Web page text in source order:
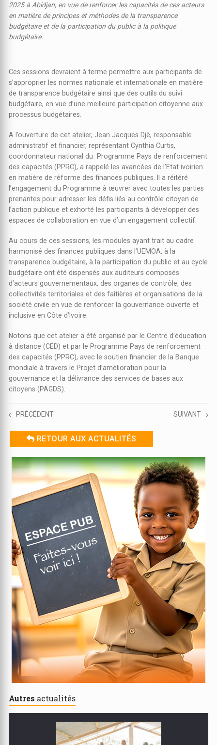
2025 à Abidjan, en vue de renforcer les capacités de ces acteurs
en matière de principes et méthodes de la transparence
budgétaire et de la participation du public à la politique
budgétaire.
Ces sessions devraient à terme permettre aux participants de
s’approprier les normes nationale et internationale en matière
de transparence budgétaire ainsi que des outils du suivi
budgétaire, en vue d’une meilleure participation citoyenne aux
processus budgétaires.
A l’ouverture de cet atelier, Jean Jacques Djè, responsable
administratif et financier, représentant Cynthia Curtis,
coordonnateur national du Programme Pays de renforcement
des capacités (PPRC), a rappelé les avancées de l’Etat ivoirien
en matière de réforme des finances publiques. Il a réitéré
l’engagement du Programme à œuvrer avec toutes les parties
prenantes pour adresser les défis liés au contrôle citoyen de
l’action publique et exhorté les participants à développer des
espaces de collaboration en vue d’un engagement collectif.
Au cours de ces sessions, les modules ayant trait au cadre
harmonisé des finances publiques dans l’UEMOA, à la
transparence budgétaire, à la participation du public et au cycle
budgétaire ont été dispensés aux auditeurs composés
d’acteurs gouvernementaux, des organes de contrôle, des
collectivités territoriales et des faîtières et organisations de la
société civile en vue de renforcer la gouvernance ouverte et
inclusive en Côte d’Ivoire.
Notons que cet atelier a été organisé par le Centre d’éducation
à distance (CED) et par le Programme Pays de renforcement
des capacités (PPRC), avec le soutien financier de la Banque
mondiale à travers le Projet d’amélioration pour la
gouvernance et la délivrance des services de bases aux
citoyens (PAGDS).
PRÉCÉDENT SUIVANT
RETOUR AUX ACTUALITÉS
Autres actualités